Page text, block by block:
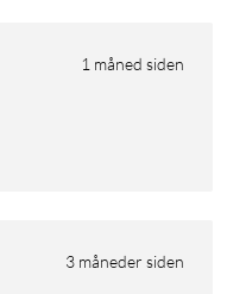
1 måned siden
3 måneder siden